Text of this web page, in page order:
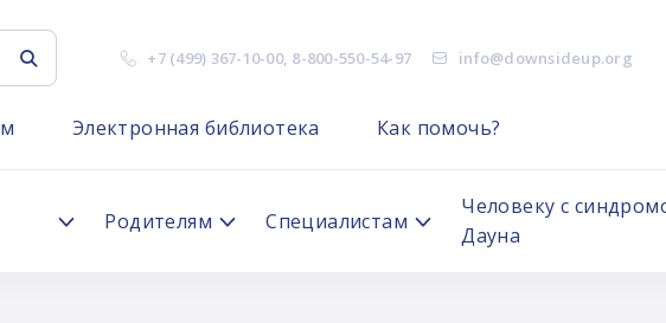
+7 (499) 367-10-00, 8-800-550-54-97 info@downsideup.org
Электронная библиотека Как помочь?
Родителям Специалистам
Человеку с
Дауна